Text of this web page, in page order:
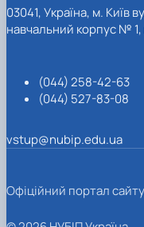
03041, Україна, м. Київ
навчальний корпус №
(044) 258-42-63
(044) 527-83-08
vstup@nubip.edu.ua
Офіційний портал сайту